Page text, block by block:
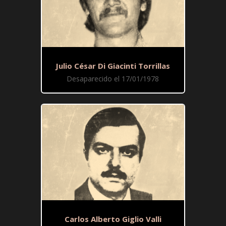
Julio César Di Giacinti Torrillas
Desaparecido el 17/01/1978
Carlos Alberto Giglio Valli